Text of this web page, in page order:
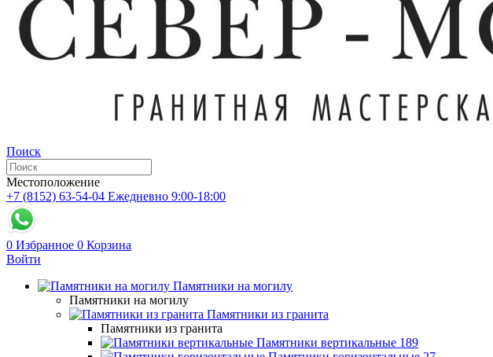
Поиск
Местоположение
+7 (8152) 63-54-04 Ежедневно 9:00-18:00
0 Избранное 0 Корзина
Войти
Памятники на могилу
Памятники на могилу
Памятники из гранита
Памятники из гранита
Памятники вертикальные 189